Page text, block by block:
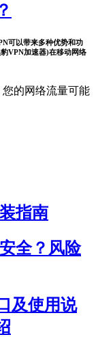
可以带来多种优势和功
VPN加速器)在移动网络
的网络流量可能
指南
全？风险
及使用说